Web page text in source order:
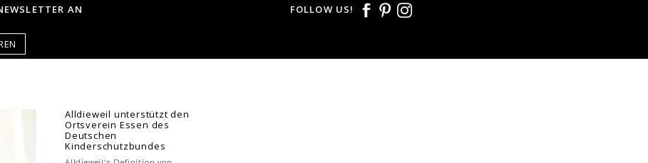
AN FOLLOW US!
Alldieweil unterstützt den
Ortsverein Essen des
Deutschen
Kinderschutzbundes